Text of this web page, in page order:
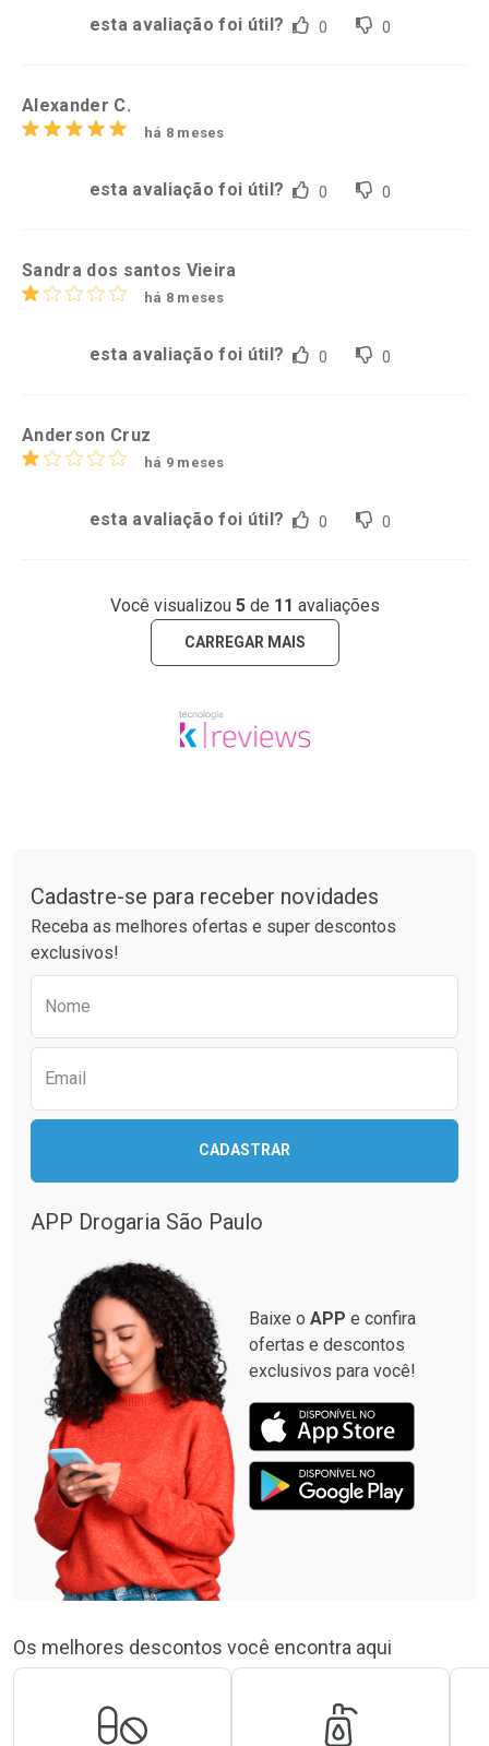
esta avaliação foi útil? 0 0
Alexander C.
há 8 meses
esta avaliação foi útil? 0 0
Sandra dos santos Vieira
há 8 meses
esta avaliação foi útil? 0 0
Anderson Cruz
há 9 meses
esta avaliação foi útil? 0 0
Você visualizou 5de 11 avaliações
CARREGAR MAIS
Cadastre-se para receber novidades
Receba as melhores ofertas e super descontos
exclusivos!
Nome
Email
CADASTRAR
APP Drogaria São Paulo
Baixe o APP e confira
ofertas e descontos
exclusivos para você!
Os melhores descontos você encontra aqui